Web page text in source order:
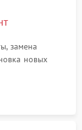
замена
новых
двигателя
объектива